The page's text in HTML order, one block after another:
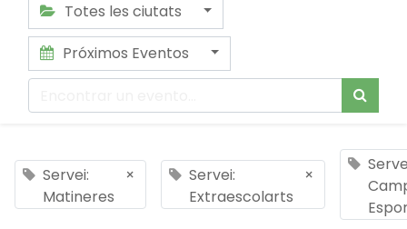
Totes les ciutats
Próximos Eventos
Servei:
Matineres
×
Servei:
Extraescolarts
×